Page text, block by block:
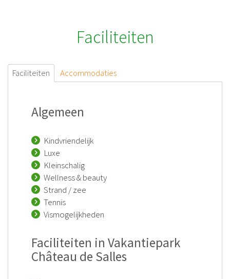
Faciliteiten
Faciliteiten Accommodaties
Algemeen
Kindvriendelijk
Luxe
Kleinschalig
Wellness & beauty
Strand / zee
Tennis
Vismogelijkheden
Faciliteiten in Vakantiepark
Château de Salles